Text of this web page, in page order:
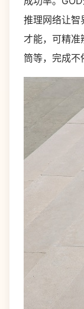
推理网络让智
才能，可精准
筒等，完成不